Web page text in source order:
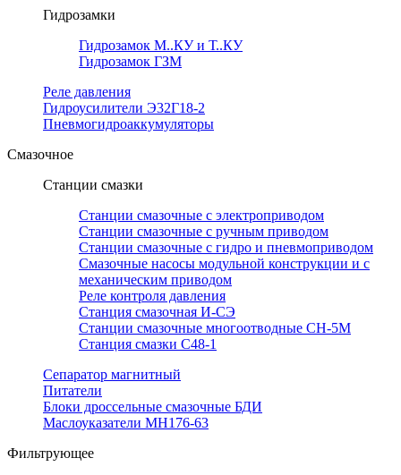
Гидрозамки
Гидрозамок М..КУ и Т..КУ
Гидрозамок ГЗМ
Реле давления
Гидроусилители Э32Г18-2
Пневмогидроаккумуляторы
Смазочное
Станции смазки
Станции смазочные с электроприводом
Станции смазочные с ручным приводом
Станции смазочные с гидро и пневмоприводом
Смазочные насосы модульной конструкции и с
механическим приводом
Реле контроля давления
Станция смазочная И-СЭ
Станции смазочные многоотводные СН-5М
Станция смазки С48-1
Сепаратор магнитный
Питатели
Блоки дроссельные смазочные БДИ
Маслоуказатели МН176-63
Фильтрующее